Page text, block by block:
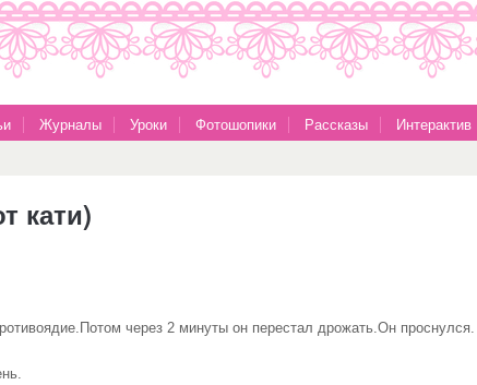
Журналы Уроки Фотошопики Рассказы Интерактив
кати)
через 2 минуты он перестал дрожать.Он проснулся.